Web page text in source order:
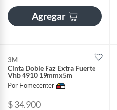
Agregar
3M
Cinta Doble Faz Extra Fuerte
Vhb 4910 19mmx5m
Por Homecenter
$ 34.900